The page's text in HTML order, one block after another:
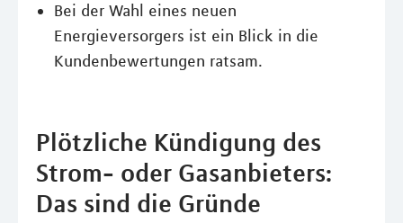
Bei der Wahl eines neuen
Energieversorgers ist ein Blick in die
Kundenbewertungen ratsam.
Plötzliche Kündigung des
Strom- oder Gasanbieters:
Das sind die Gründe